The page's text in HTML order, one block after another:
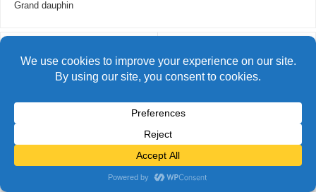
Grand dauphin
© Alain Bidart (2026) - Tous droits réservés
FIÈREMENT PROPULSÉ PARPARABOLA